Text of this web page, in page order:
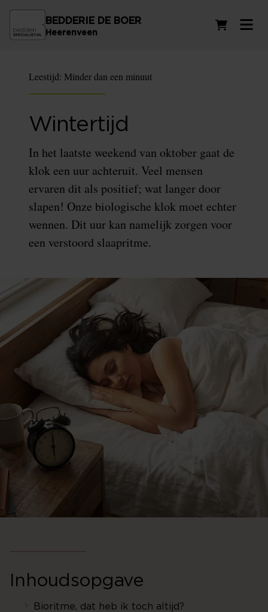
BEDDERIE DE BOER
Heerenveen
Leestijd: Minder dan een minuut
Wintertijd
In het laatste weekend van oktober gaat de
klok een uur achteruit. Veel mensen
ervaren dit als positief; wat langer door
slapen! Onze biologische klok moet echter
wennen. Dit uur kan namelijk zorgen voor
een verstoord slaapritme.
Inhoudsopgave
Bioritme, dat heb ik toch altijd?